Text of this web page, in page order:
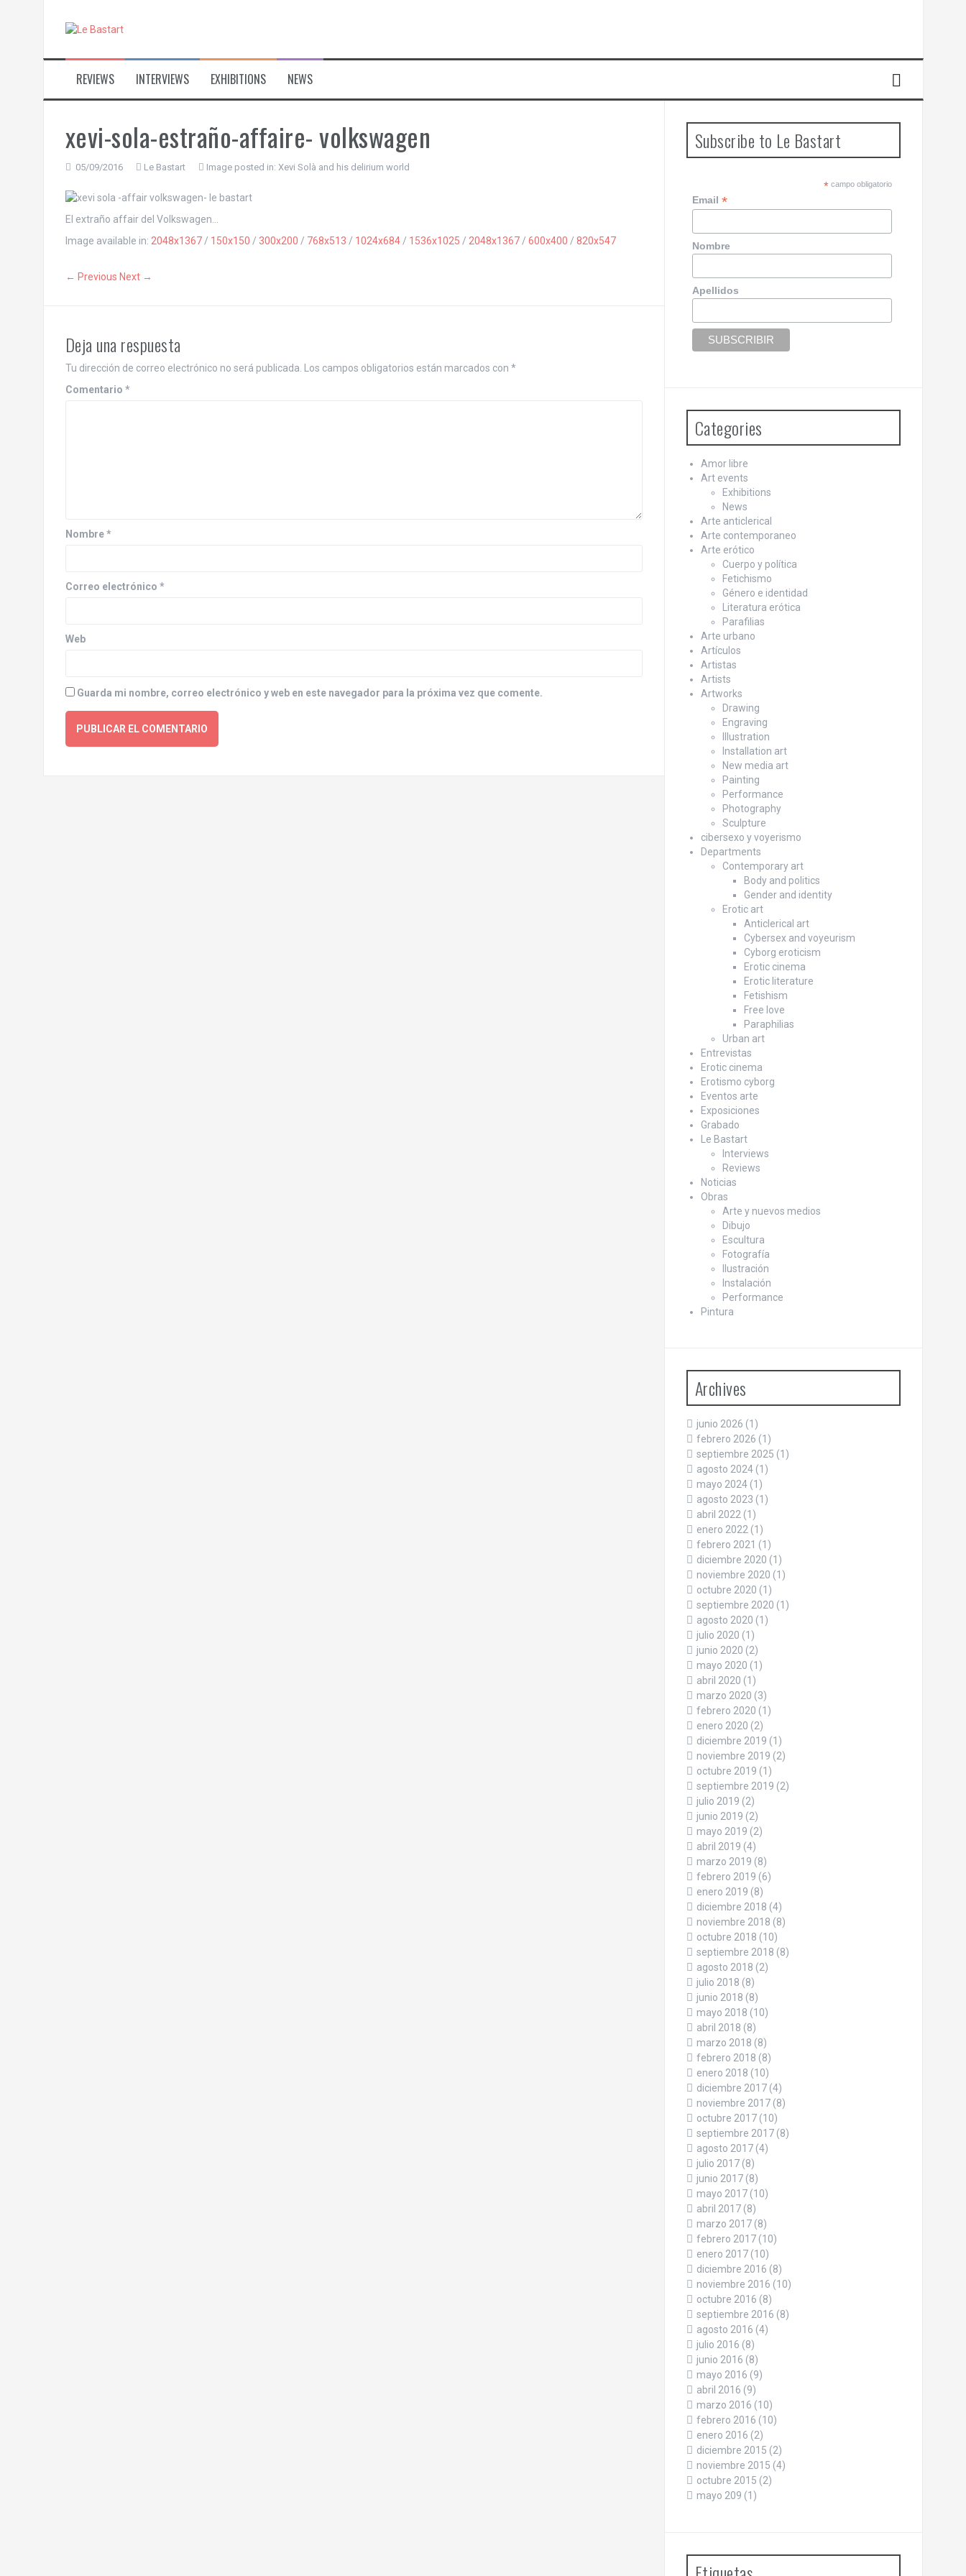
REVIEWS INTERVIEWS EXHIBITIONS NEWS
xevi-sola-estraño-affaire- volkswagen
05/09/2016 Le Bastart Image posted in: Xevi Solà and his delirium world
El extraño affair del Volkswagen…
Image available in: 2048x1367/ 150x150 / 300x200 / 768x513 / 1024x684/ 1536x1025 / 2048x1367/ 600x400 / 820x547
← Previous Next →
Deja una respuesta
Tu dirección de correo electrónico no será publicada. Los campos obligatorios están marcados con *
Comentario *
Nombre*
Correo electrónico *
Web
Guarda mi nombre, correo electrónico y web en este navegador para la próxima vez que comente.
Subscribe to Le Bastart
*campo obligatorio
Email*
Nombre
Apellidos
Categories
Amor libre
Art events
Exhibitions
News
Arte anticlerical
Arte contemporaneo
Arte erótico
Cuerpo y política
Fetichismo
Género e identidad
Literatura erótica
Parafilias
Arte urbano
Artículos
Artistas
Artists
Artworks
Drawing
Engraving
Illustration
Installation art
New media art
Painting
Performance
Photography
Sculpture
cibersexo y voyerismo
Departments
Contemporary art
Body and politics
Gender and identity
Erotic art
Anticlerical art
Cybersex and voyeurism
Cyborg eroticism
Erotic cinema
Erotic literature
Fetishism
Free love
Paraphilias
Urban art
Entrevistas
Erotic cinema
Erotismo cyborg
Eventos arte
Exposiciones
Grabado
Le Bastart
Interviews
Reviews
Noticias
Obras
Arte y nuevos medios
Dibujo
Escultura
Fotografía
Ilustración
Instalación
Performance
Pintura
Archives
junio 2026 (1)
febrero 2026 (1)
septiembre 2025 (1)
agosto 2024(1)
mayo 2024(1)
agosto 2023 (1)
abril 2022(1)
enero 2022(1)
febrero 2021 (1)
diciembre 2020 (1)
noviembre 2020 (1)
octubre 2020 (1)
septiembre 2020 (1)
agosto 2020 (1)
julio 2020 (1)
junio 2020 (2)
mayo 2020 (1)
abril 2020 (1)
marzo 2020 (3)
febrero 2020 (1)
enero 2020 (2)
diciembre 2019 (1)
noviembre 2019 (2)
octubre 2019 (1)
septiembre 2019 (2)
julio 2019 (2)
junio 2019 (2)
mayo 2019 (2)
abril 2019 (4)
marzo 2019 (8)
febrero 2019 (6)
enero 2019 (8)
diciembre 2018 (4)
noviembre 2018 (8)
octubre 2018 (10)
septiembre 2018 (8)
agosto 2018 (2)
julio 2018 (8)
junio 2018 (8)
mayo 2018 (10)
abril 2018 (8)
marzo 2018 (8)
febrero 2018 (8)
enero 2018 (10)
diciembre 2017(4)
noviembre 2017(8)
octubre 2017(10)
septiembre 2017(8)
agosto 2017(4)
julio 2017(8)
junio 2017(8)
mayo 2017(10)
abril 2017(8)
marzo 2017(8)
febrero 2017(10)
enero 2017(10)
diciembre 2016 (8)
noviembre 2016 (10)
octubre 2016 (8)
septiembre 2016 (8)
agosto 2016 (4)
julio 2016 (8)
junio 2016 (8)
mayo 2016 (9)
abril 2016 (9)
marzo 2016 (10)
febrero 2016 (10)
enero 2016 (2)
diciembre 2015 (2)
noviembre 2015 (4)
octubre 2015 (2)
mayo 209 (1)